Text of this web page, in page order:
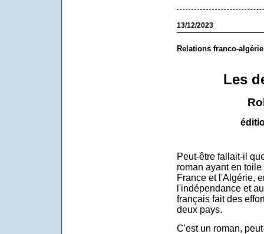
13/12/2023
Relations franco-
Les
Peut-être fallait-il
roman ayant en
France et l'Algérie,
l'indépendance et
français fait des
deux pays.
C'est un roman,